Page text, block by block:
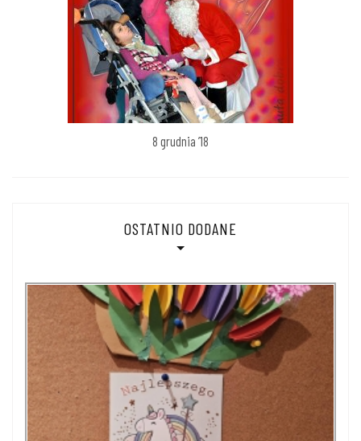
8 grudnia ’18
OSTATNIO DODANE